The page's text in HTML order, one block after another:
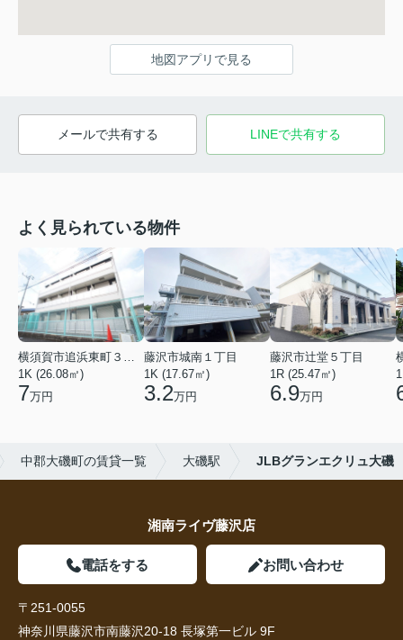
地図アプリで見る
メールで共有する LINEで共有する
よく見られている物件
横須賀市追浜東町３丁目
1K (26.08㎡)
7万円
藤沢市城南１丁目
1K (17.67㎡)
3.2万円
藤沢市辻堂５丁目
1R (25.47㎡)
6.9万円
中郡大磯町の賃貸一覧 大磯駅 JLBグランエクリュ大磯
湘南ライヴ藤沢店
電話をする お問い合わせ
〒251-0055
神奈川県藤沢市南藤沢20-18 長塚第一ビル 9F